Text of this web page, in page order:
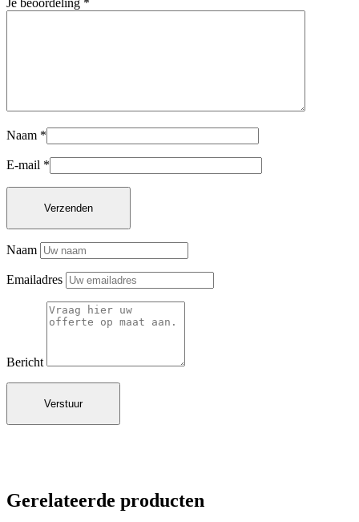
Naam *
E-mail *
Naam
Emailadres
Bericht
Gerelateerde producten